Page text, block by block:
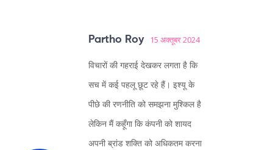
Partho Roy 15 अक्तूबर 2024
विचारों की गहराई देखकर लगता है कि
सच में कई पहलू छूट रहे हैं। इश्यू के
पीछे की रणनीति को समझना मुश्किल है
लेकिन मैं कहूँगा कि कंपनी को शायद
अपनी ब्रांड शक्ति को अधिकतम करना